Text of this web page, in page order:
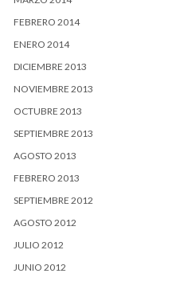
FEBRERO 2014
ENERO 2014
DICIEMBRE 2013
NOVIEMBRE 2013
OCTUBRE 2013
SEPTIEMBRE 2013
AGOSTO 2013
FEBRERO 2013
SEPTIEMBRE 2012
AGOSTO 2012
JULIO 2012
JUNIO 2012